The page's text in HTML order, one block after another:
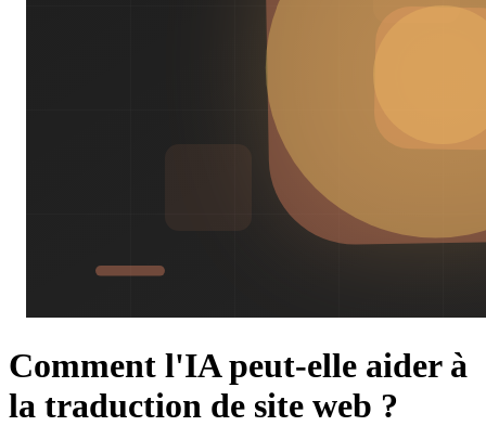
Comment l'IA peut-elle aider à
la traduction de site web ?